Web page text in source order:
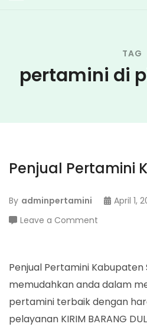
TAG
pertamini di
Penjual Pertamini
By adminpertamini
April 1,
Leave a Comment
Kabupaten
Sigi
Penjual Pertamini Kabupaten
memudahkan anda dalam
pertamini terbaik dengan
pelayanan KIRIM BARANG